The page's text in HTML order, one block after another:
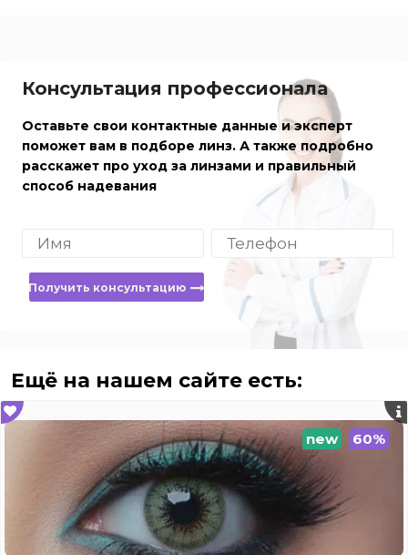
Консультация профессионала
Оставьте свои контактные данные и эксперт
поможет вам в подборе линз. А также подробно
расскажет про уход за линзами и правильный
способ надевания
Получить консультацию
Ещё на нашем сайте есть:
new 60%